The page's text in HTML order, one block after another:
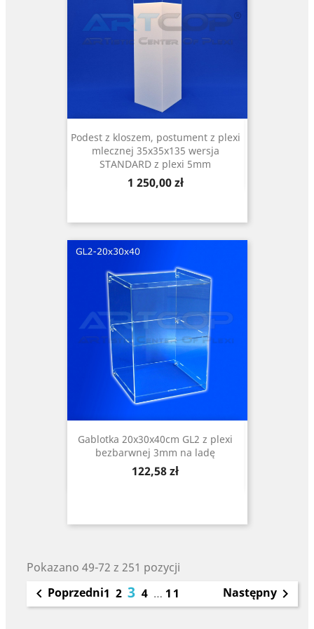
Podest z kloszem, postument z plexi
mlecznej 35x35x135 wersja
STANDARD z plexi 5mm
Cena
1 250,00 zł
Gablotka 20x30x40cm GL2 z plexi
bezbarwnej 3mm na ladę
Cena
122,58 zł
Pokazano 49-72 z 251 pozycji
 Poprzedni1 2 3 4 … 11 Następny 